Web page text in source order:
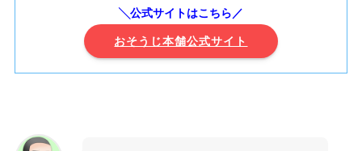
╲公式サイトはこちら／
おそうじ本舗公式サイト